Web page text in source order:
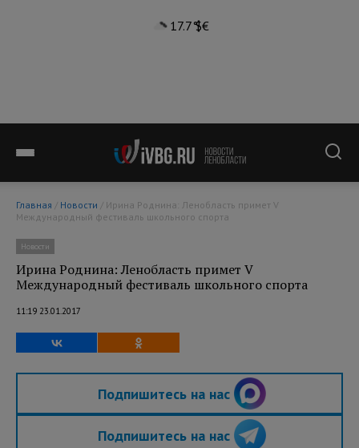
17.7°$€
Главная / Новости
Международный фестиваль школьного спорта
Новости
Ирина Роднина: Ленобласть примет V
Международный фестиваль школьного спорта
11:19 23.01.2017
Подпишитесь на нас
Подпишитесь на нас